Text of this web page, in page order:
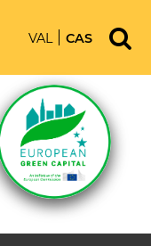
VAL CAS